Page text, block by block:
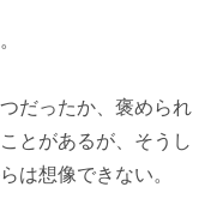
だったか、褒められ
とがあるが、そうし
は想像できない。